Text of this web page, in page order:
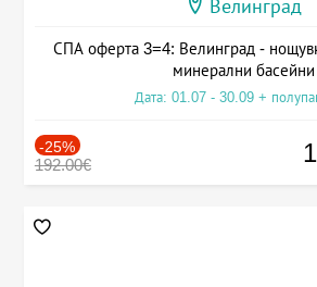
Велинград
СПА оферта 3=4: Велинград -
минерални басейни
Дата: 01.07 - 30.09 +
-25%
192.00€